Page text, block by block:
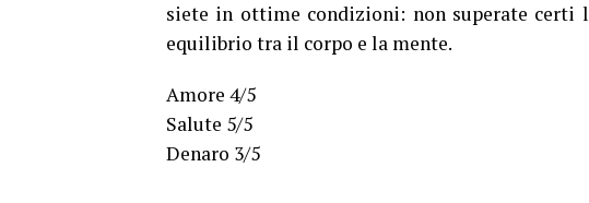
siete in ottime condizioni: non superate
equilibrio tra il corpo e la mente.
Amore 4/5
Salute 5/5
Denaro 3/5